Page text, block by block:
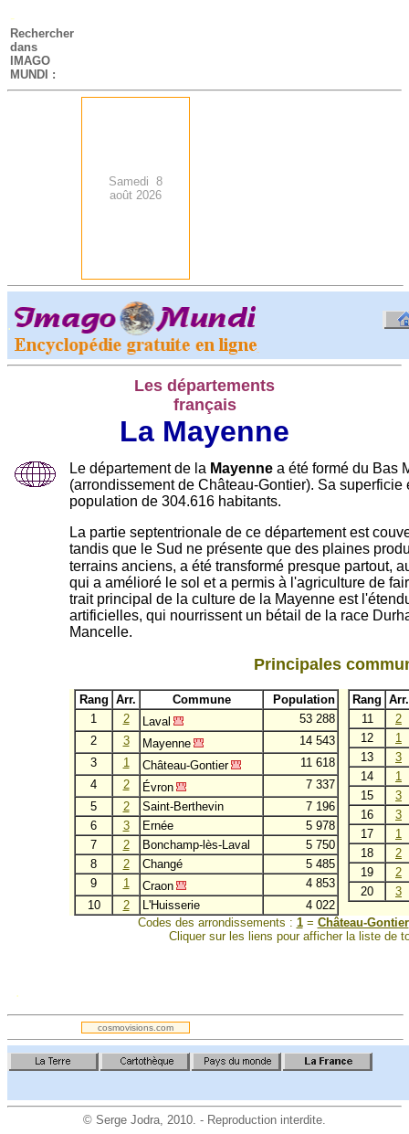
-
Rechercher
dans
IMAGO
MUNDI :
Samedi 8
août 2026
.
-
Les départements
français
La Mayenne
Le département de la Mayenne a été formé du Bas
(arrondissement de Château-Gontier). Sa superficie
population de 304.616 habitants.
La partie septentrionale de ce département est
tandis que le Sud ne présente que des plaines
terrains anciens, a été transformé presque partout,
qui a amélioré le sol et a permis à l'agriculture de
trait principal de la culture de la Mayenne est
artificielles, qui nourrissent un bétail de la race
Mancelle.
Principales
Rang Arr. Commune
Population
1
2 Laval
53 288
2
3 Mayenne
14 543
3
1 Château-Gontier
11 618
4
2 Évron
7 337
5
2 Saint-Berthevin
7 196
6
3 Ernée
5 978
7
2 Bonchamp-lès-Laval
5 750
8
2 Changé
5 485
9
1 Craon
4 853
10
2 L'Huisserie 4 022
Rang Arr.
11
2
12
1
13
3
14
1
15
3
16
3
17
1
18
2
19
2
20
3
Codes des arrondissements : 1= Château-Gontier
Cliquer sur les liens pour afficher la liste de
.
cosmovisions.com
© Serge Jodra, 2010. - Reproduction interdite.